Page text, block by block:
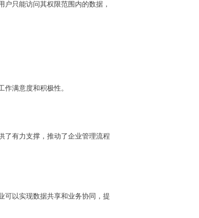
只能访问其权限范围内的数据，
满意度和积极性。
了有力支撑，推动了企业管理流程
可以实现数据共享和业务协同，提